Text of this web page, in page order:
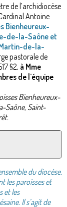
de l’archidiocèse
Antoine
Bienheureux-
de-la-Saône et
de-la-
pastorale de
§2, à Mme
de l’équipe
Bienheureux-
Saône, Saint-
du diocèse.
les paroisses et
et les
Il s’agit de